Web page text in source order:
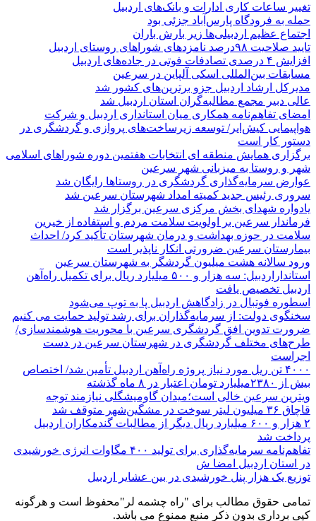
تغییر ساعات کاری ادارات و بانک‌های اردبیل
حمله به فرودگاه پارس‌‌آباد جزئی بود
اجتماع عظیم اردبیلی‌ها زیر بارش باران
تایید صلاحیت ۹۸درصد نامزدهای شوراهای روستای اردبیل
افزایش ۴ درصدی تصادفات فوتی در جاده‌های اردبیل
مسابقات بین‌المللی اسکی آلپاین در سرعین
مدیرکل ارشاد اردبیل جزو برترین‌های کشور شد
عالی دبیر مجمع مطالبه‌گران استان اردبیل شد
امضای تفاهم‌نامه همکاری میان استانداری اردبیل و شرکت
هواپیمایی کیش‌ایر/ توسعه زیرساخت‌های پروازی و گردشگری در
دستور کار است
برگزاری همایش منطقه ای انتخابات هفتمین دوره شوراهای اسلامی
شهر و روستا به میزبانی شهر سرعین
عوارض سرمایه‌گذاری گردشگری در روستاها رایگان شد
سروری رئیس جدید کمیته امداد شهرستان سرعین شد
یادواره شهدای بخش مرکزی سرعین برگزار شد
فرماندار سرعین بر اولویت سلامت مردم و استفاده از خیرین
سلامت در حوزه بهداشت و درمان شهرستان تأکید کرد/ احداث
بیمارستان سرعین ضرورتی انکار ناپذیر است
ورود سالانه هشت میلیون گردشگر به شهرستان سرعین
استانداراردبیل: سه هزار و ۵۰۰ میلیارد ریال برای تکمیل راه‌آهن
اردبیل تخصیص یافت
اسطوره فوتبال در زادگاهش اردبیل پا به توپ می‌شود
سخنگوی دولت: از سرمایه‌گذاران برای رشد تولید حمایت می کنیم
ضرورت تدوین افق گردشگری سرعین با محوریت هوشمندسازی/
طرح‌های مختلف گردشگری در شهرستان سرعین در دست
اجراست
۴۰۰۰ تن ریل مورد نیاز پروژه راه‌آهن اردبیل تأمین شد/ اختصاص
بیش از ۲۳۸۰میلیارد تومان اعتبار در ۸ ماه گذشته
ویترین سرعین خالی است؛میدان گاومیشگلی نیازمند توجه
قاچاق ۳۶ میلیون لیتر سوخت در مشگین‌شهر متوقف شد
۲ هزار و ۶۰۰‌ میلیارد ریال دیگر از مطالبات گندمکاران اردبیل
پرداخت شد
تفاهم‌نامه سرمایه‌گذاری برای تولید ۴۰۰ مگاوات انرژی خورشیدی
در استان اردبیل امضا ش
توزیع یک هزار پنل خورشیدی در بین عشایر اردبیل
تمامی حقوق مطالب برای "راه چشمه لر"محفوظ است و هرگونه
کپی برداری بدون ذکر منبع ممنوع می باشد.